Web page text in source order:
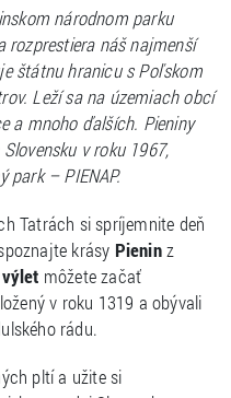
národnom parku
rozprestiera náš najmenší
štátnu hranicu s Poľskom
Leží sa na územiach obcí
a mnoho ďalších. Pieniny
v roku 1967,
park – PIENAP.
Tatrách si spríjemnite deň
krásy Pieninz
môžete začať
v roku 1319 a obývali
rádu.
pltí a užite si